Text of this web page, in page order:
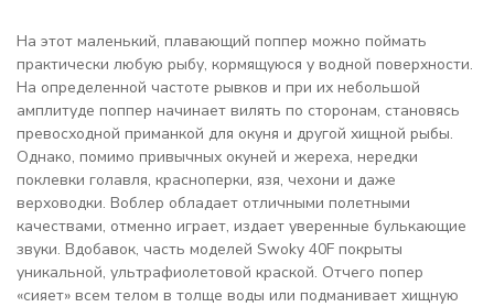
На этот маленький, плавающий поппер можно поймать
практически любую рыбу, кормящуюся у водной поверхности.
На определенной частоте рывков и при их небольшой
амплитуде поппер начинает вилять по сторонам, становясь
превосходной приманкой для окуня и другой хищной рыбы.
Однако, помимо привычных окуней и жереха, нередки
поклевки голавля, красноперки, язя, чехони и даже
верховодки. Воблер обладает отличными полетными
качествами, отменно играет, издает уверенные булькающие
звуки. Вдобавок, часть моделей Swoky 40F покрыты
уникальной, ультрафиолетовой краской. Отчего попер
«сияет» всем телом в толще воды или подманивает хищную